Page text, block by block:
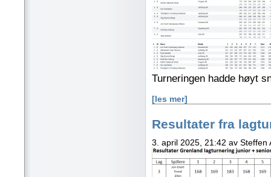
Turneringen hadde høyt
[les mer]
Resultater fra
3. april 2025, 21:42 av Steffen